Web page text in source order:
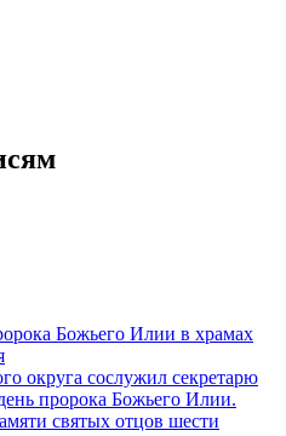
Божьего Илии в храмах
округа сослужил секретарю
пророка Божьего Илии.
святых отцов шести